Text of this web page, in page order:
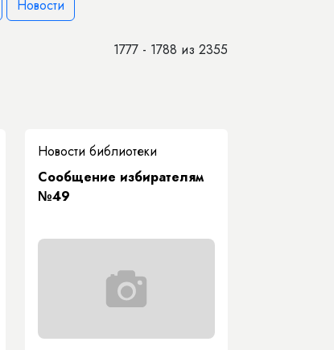
Новости
1777 - 1788 из 2355
Новости библиотеки
Сообщение избирателям
№49